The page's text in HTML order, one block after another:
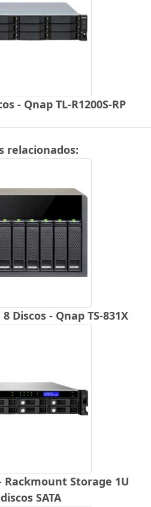
- Qnap TL-R1200S-RP
relacionados:
Discos - Qnap TS-831X
Rackmount Storage 1U
SATA